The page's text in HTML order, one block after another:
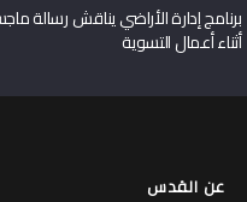
برنامج إدارة الأراضي يناقش رسالة
أثناء أعمال التسوية
عن القدس